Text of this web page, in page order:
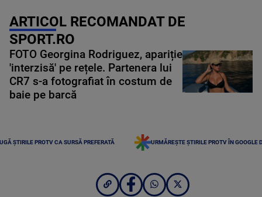
ARTICOL RECOMANDAT DE
SPORT.RO
FOTO Georgina Rodriguez, apariție
'interzisă' pe rețele. Partenera lui
CR7 s-a fotografiat în costum de
baie pe barcă
ȘTIRILE PROTV CA SURSĂ PREFERATĂ URMĂREȘTE ȘTIRILE PROTV ÎN GOOGLE